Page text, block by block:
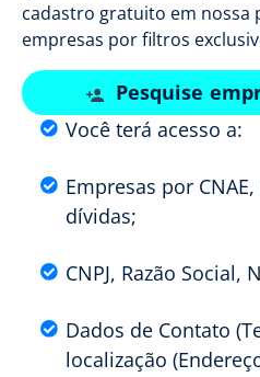
cadastro gratuito em nossa
empresas por filtros
Pesquise
Você terá acesso a:
Empresas por
dívidas;
CNPJ, Razão Social,
Dados de Contato
localização